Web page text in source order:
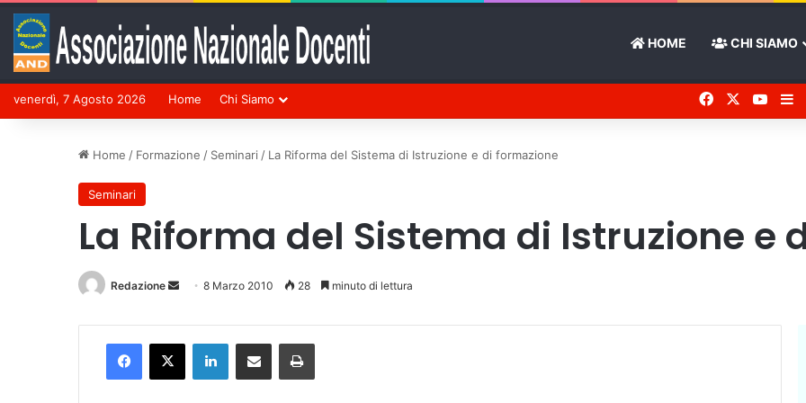
HOME CHI SIAMO
venerdì, 7 Agosto 2026 Home Chi Siamo FacebookYou
Home / Formazione / Seminari / La Riforma del Sistema di Istruzione e di formazione
Seminari
La Riforma del Sistema di Istruzione e
Redazione
Invia 8 Marzo 2010 28 minuto di lettura